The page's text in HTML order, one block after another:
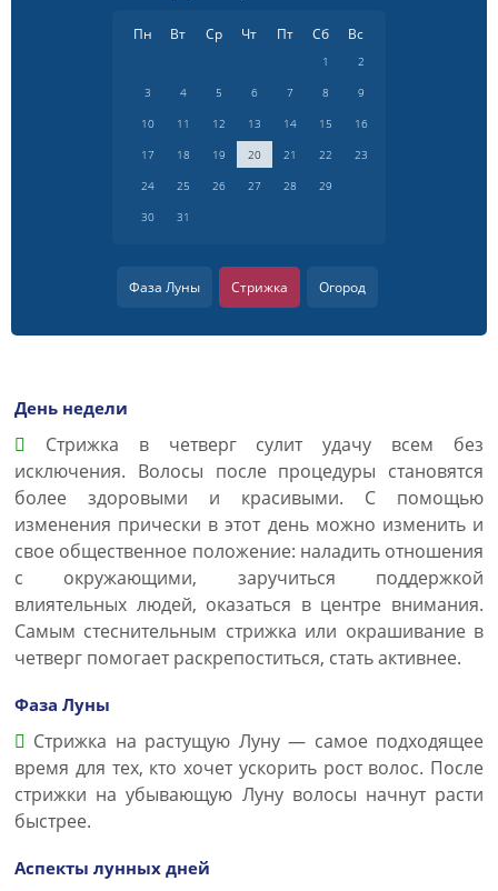
Пн Вт Ср Чт Пт Сб Вс
1
2
3
4 5 6 7 8
9
10
11 12 13 14 15
16
17
18 19 20 21 22
23
24
25 26 27 28
29
30
31
Фаза Луны Стрижка Огород
День недели
Cтрижка в четверг сулит удачу всем без
исключения. Волосы после процедуры становятся
более здоровыми и красивыми. С помощью
изменения прически в этот день можно изменить и
свое общественное положение: наладить отношения
с окружающими, заручиться поддержкой
влиятельных людей, оказаться в центре внимания.
Самым стеснительным стрижка или окрашивание в
четверг помогает раскрепоститься, стать активнее.
Фаза Луны
Стрижка на растущую Луну — самое подходящее
время для тех, кто хочет ускорить рост волос. После
стрижки на убывающую Луну волосы начнут расти
быстрее.
Аспекты лунных дней